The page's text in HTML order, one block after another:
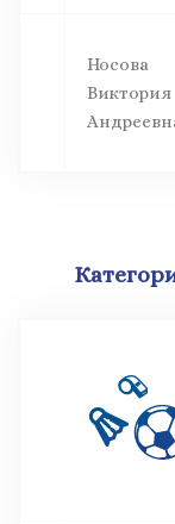
Носова
Виктория